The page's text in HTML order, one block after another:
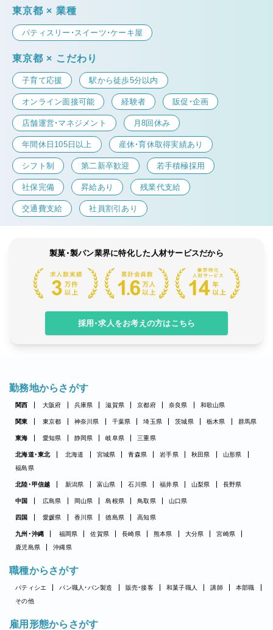
東京都 × 業種
パティスリー・スイーツ・ケーキ屋
東京都 × こだわり
子育て応援 駅から徒歩5分以内
オンライン面接可能 経験者 販促・企画
店舗運営・マネジメント 月8回休み
年間休日105日以上 産休・育休取得実績あり
シフト制 第二新卒歓迎 若手積極採用
社保完備 昇給あり 残業代支給
交通費支給 社員割引あり
製菓・製パン業界に特化した人材サービスだから
採用・求人をお考えの方はこちら
勤務地からさがす
関西 大阪府 兵庫県 滋賀県 京都府 奈良県 和歌山県
関東 東京都 神奈川県 千葉県 埼玉県 茨城県 栃木県 群馬県
東海 愛知県 静岡県 岐阜県 三重県
北海道・東北 北海道 宮城県 青森県 岩手県 秋田県
山形県
福島県
北陸・甲信越 新潟県 富山県 石川県 福井県 山梨県 長野県
中国 広島県 岡山県 島根県 鳥取県 山口県
四国 愛媛県 香川県 徳島県 高知県
九州・沖縄 福岡県 佐賀県 長崎県 熊本県 大分県
宮崎県
鹿児島県
沖縄県
職種からさがす
パティシエ パン職人・パン製造 販売・接客 和菓子職人 講師
本部職
その他
雇用形態からさがす